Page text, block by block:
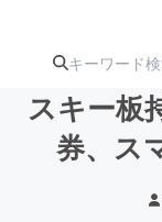
スキー板
券、ス